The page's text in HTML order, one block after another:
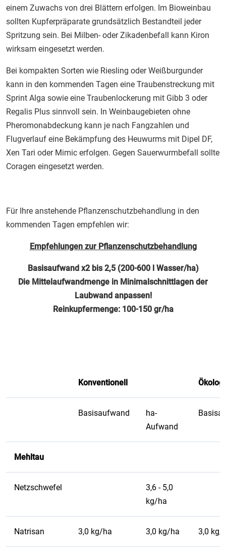
einem Zuwachs von drei Blättern erfolgen. Im Bioweinbau
sollten Kupferpräparate grundsätzlich Bestandteil jeder
Spritzung sein. Bei Milben- oder Zikadenbefall kann Kiron
wirksam eingesetzt werden.
Bei kompakten Sorten wie Riesling oder Weißburgunder
kann in den kommenden Tagen eine Traubenstreckung mit
Sprint Alga sowie eine Traubenlockerung mit Gibb 3 oder
Regalis Plus sinnvoll sein. In Weinbaugebieten ohne
Pheromonabdeckung kann je nach Fangzahlen und
Flugverlauf eine Bekämpfung des Heuwurms mit Dipel DF,
Xen Tari oder Mimic erfolgen. Gegen Sauerwurmbefall sollte
Coragen eingesetzt werden.
Für Ihre anstehende Pflanzenschutzbehandlung in den
kommenden Tagen empfehlen wir:
Empfehlungen zur Pflanzenschutzbehandlung
Basisaufwand x2 bis 2,5 (200-600 l Wasser/ha)
Die Mittelaufwandmenge in Minimalschnittlagen der
Laubwand anpassen!
Reinkupfermenge: 100-150 gr/ha
Konventionell
Basisaufwand
ha-
Aufwand
Mehltau
Netzschwefel
3,6 - 5,0
kg/ha
Natrisan 3,0 kg/ha 3,0 kg/ha 3,0 kg/